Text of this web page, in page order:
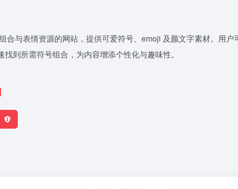
合与表情资源的网站，提供可爱符号、emoji 及颜文字素材。用
到所需符号组合，为内容增添个性化与趣味性。